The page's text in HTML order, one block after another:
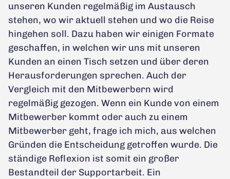
unseren Kunden regelmäßig im Austausch
stehen, wo wir aktuell stehen und wo die Reise
hingehen soll. Dazu haben wir einigen Formate
geschaffen, in welchen wir uns mit unseren
Kunden an einen Tisch setzen und über deren
Herausforderungen sprechen. Auch der
Vergleich mit den Mitbewerbern wird
regelmäßig gezogen. Wenn ein Kunde von einem
Mitbewerber kommt oder auch zu einem
Mitbewerber geht, frage ich mich, aus welchen
Gründen die Entscheidung getroffen wurde. Die
ständige Reflexion ist somit ein großer
Bestandteil der Supportarbeit. Ein